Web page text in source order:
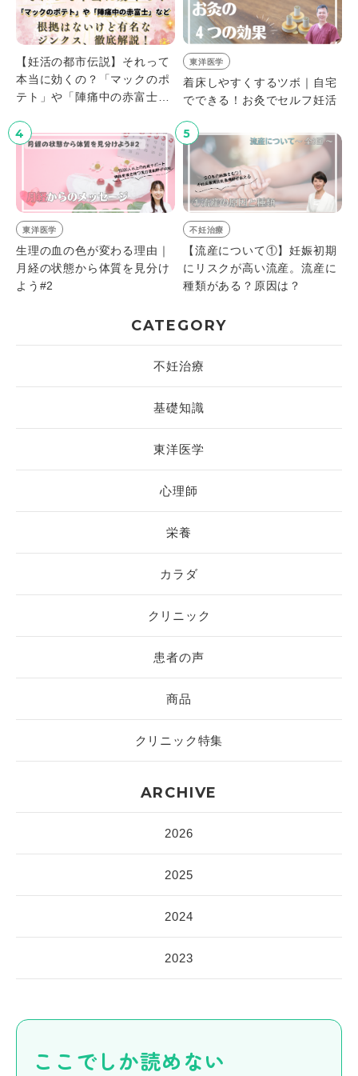
【妊活の都市伝説】それって
本当に効くの？「マックのポ
テト」や「陣痛中の赤富士」
ジンクス、徹底解説！
東洋医学
着床しやすくするツボ｜自宅
でできる！お灸でセルフ妊活
4
東洋医学
生理の血の色が変わる理由｜
月経の状態から体質を見分け
よう#2
5
不妊治療
【流産について①】妊娠初期
にリスクが高い流産。流産に
種類がある？原因は？
CATEGORY
不妊治療
基礎知識
東洋医学
心理師
栄養
カラダ
クリニック
患者の声
商品
クリニック特集
ARCHIVE
2026
2025
2024
2023
ここでしか読めない